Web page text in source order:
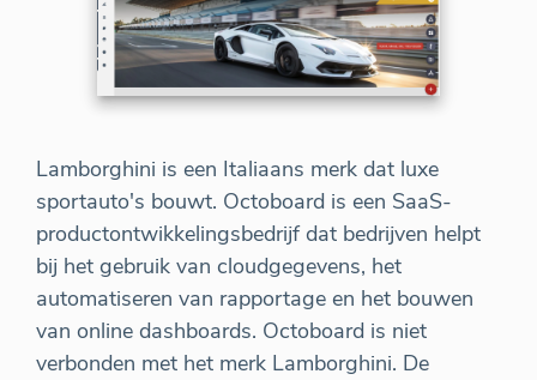
Lamborghini is een Italiaans merk dat luxe
sportauto's bouwt. Octoboard is een SaaS-
productontwikkelingsbedrijf dat bedrijven helpt
bij het gebruik van cloudgegevens, het
automatiseren van rapportage en het bouwen
van online dashboards. Octoboard is niet
verbonden met het merk Lamborghini. De